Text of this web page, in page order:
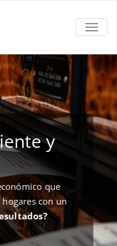
y
que
con un